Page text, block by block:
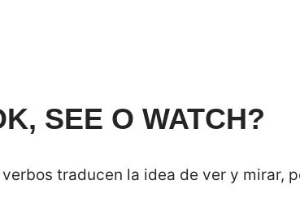
SEE O WATCH?
verbos traducen la idea de ver y mirar,